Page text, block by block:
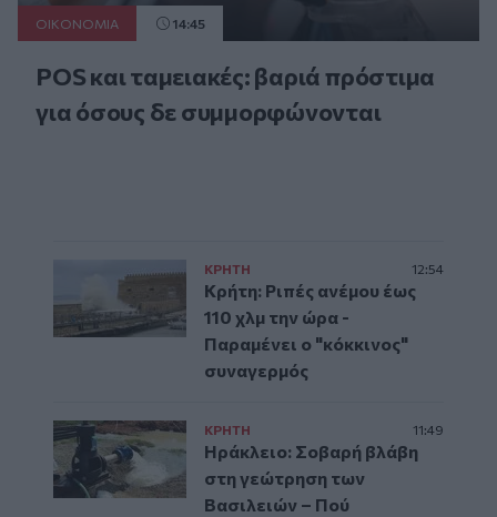
ΟΙΚΟΝΟΜΙΑ 14:45
POS και ταμειακές: βαριά πρόστιμα
για όσους δε συμμορφώνονται
ΚΡΗΤΗ 12:54
Κρήτη: Ριπές ανέμου έως
110 χλμ την ώρα -
Παραμένει ο "κόκκινος"
συναγερμός
ΚΡΗΤΗ 11:49
Ηράκλειο: Σοβαρή βλάβη
στη γεώτρηση των
Βασιλειών – Πού